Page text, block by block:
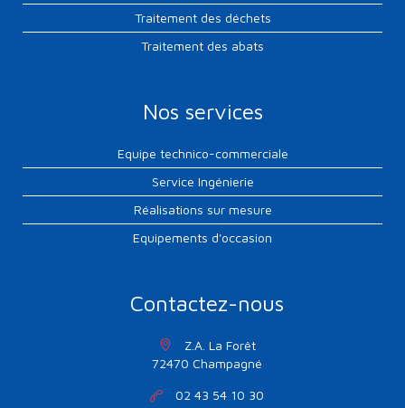
Traitement des déchets
Traitement des abats
Nos services
Equipe technico-commerciale
Service Ingénierie
Réalisations sur mesure
Equipements d'occasion
Contactez-nous
Z.A. La Forêt
72470 Champagné
02 43 54 10 30